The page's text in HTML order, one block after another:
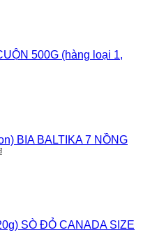
500G (hàng loại 1,
BIA BALTIKA 7 NỒNG
SÒ ĐỎ CANADA SIZE